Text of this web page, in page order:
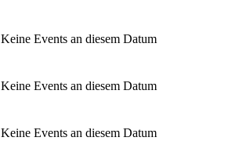
Keine Events an diesem Datum
Keine Events an diesem Datum
Keine Events an diesem Datum